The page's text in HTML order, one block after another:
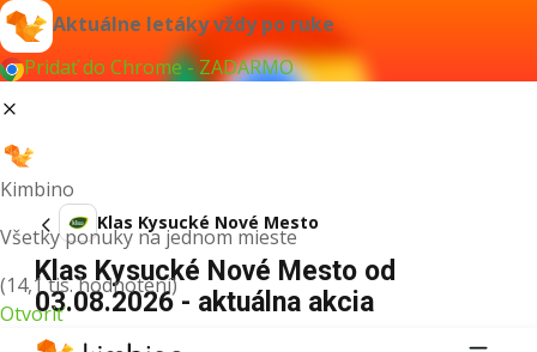
Aktuálne letáky vždy po ruke
Pridať do Chrome - ZADARMO
Kimbino
Všetky ponuky na jednom mieste
(14,1 tis. hodnotení)
Otvoriť
Klas Kysucké Nové Mesto
Klas Kysucké Nové Mesto od
03.08.2026 - aktuálna akcia